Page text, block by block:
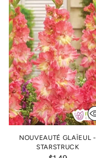
NOUVEAUTÉ GLAÏEUL -
STARSTRUCK